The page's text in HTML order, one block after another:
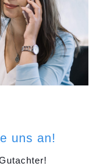
uns an!